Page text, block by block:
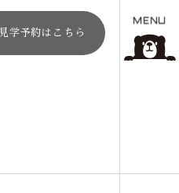
見学予約はこちら
MENU